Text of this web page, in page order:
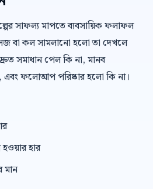
সাফল্য মাপতে ব্যবসায়িক ফলাফল
বা কল সামলানো হলো তা দেখলে
সমাধান পেল কি না, মানব
ফলোআপ পরিষ্কার হলো কি না।
হার
মান